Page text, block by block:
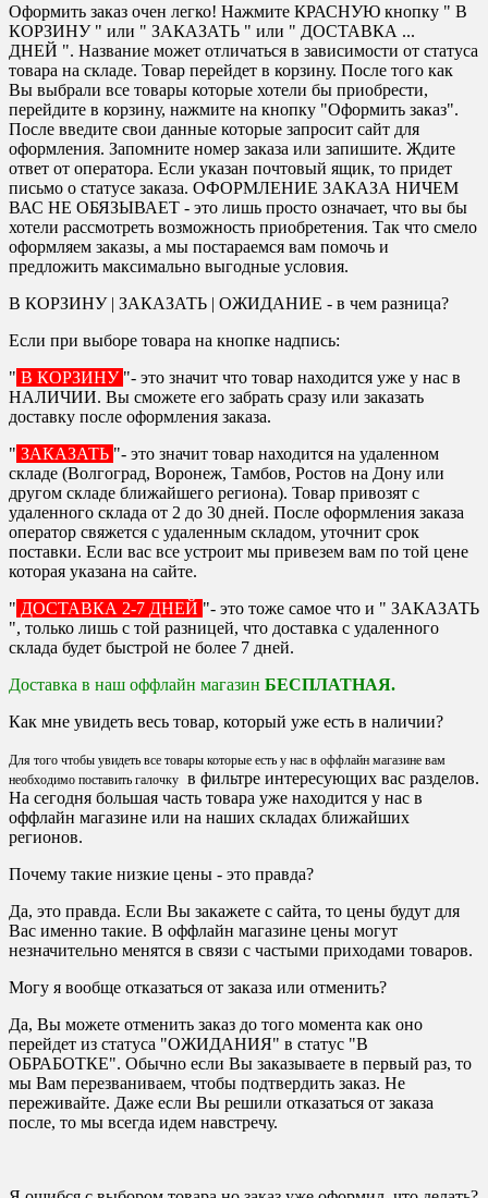
Оформить заказ очен легко! Нажмите КРАСНУЮ кнопку " В
КОРЗИНУ " или " ЗАКАЗАТЬ " или " ДОСТАВКА ...
ДНЕЙ ". Название может отличаться в зависимости от статуса
товара на складе. Товар перейдет в корзину. После того как
Вы выбрали все товары которые хотели бы приобрести,
перейдите в корзину, нажмите на кнопку "Оформить заказ".
После введите свои данные которые запросит сайт для
оформления. Запомните номер заказа или запишите. Ждите
ответ от оператора. Если указан почтовый ящик, то придет
письмо о статусе заказа. ОФОРМЛЕНИЕ ЗАКАЗА НИЧЕМ
ВАС НЕ ОБЯЗЫВАЕТ - это лишь просто означает, что вы бы
хотели рассмотреть возможность приобретения. Так что смело
оформляем заказы, а мы постараемся вам помочь и
предложить максимально выгодные условия.
В КОРЗИНУ | ЗАКАЗАТЬ | ОЖИДАНИЕ - в чем разница?
Если при выборе товара на кнопке надпись:
" В КОРЗИНУ "- это значит что товар находится уже у нас в
НАЛИЧИИ. Вы сможете его забрать сразу или заказать
доставку после оформления заказа.
" ЗАКАЗАТЬ "- это значит товар находится на удаленном
складе (Волгоград, Воронеж, Тамбов, Ростов на Дону или
другом складе ближайшего региона). Товар привозят с
удаленного склада от 2 до 30 дней. После оформления заказа
оператор свяжется с удаленным складом, уточнит срок
поставки. Если вас все устроит мы привезем вам по той цене
которая указана на сайте.
" ДОСТАВКА 2-7 ДНЕЙ "- это тоже самое что и " ЗАКАЗАТЬ
", только лишь с той разницей, что доставка с удаленного
склада будет быстрой не более 7 дней.
Доставка в наш оффлайн магазин БЕСПЛАТНАЯ.
Как мне увидеть весь товар, который уже есть в наличии?
Для того чтобы увидеть все товары которые есть у нас в оффлайн магазине вам
необходимо поставить галочку в фильтре интересующих вас разделов.
На сегодня большая часть товара уже находится у нас в
оффлайн магазине или на наших складах ближайших
регионов.
Почему такие низкие цены - это правда?
Да, это правда. Если Вы закажете с сайта, то цены будут для
Вас именно такие. В оффлайн магазине цены могут
незначительно менятся в связи с частыми приходами товаров.
Могу я вообще отказаться от заказа или отменить?
Да, Вы можете отменить заказ до того момента как оно
перейдет из статуса "ОЖИДАНИЯ" в статус "В
ОБРАБОТКЕ". Обычно если Вы заказываете в первый раз, то
мы Вам перезваниваем, чтобы подтвердить заказ. Не
переживайте. Даже если Вы решили отказаться от заказа
после, то мы всегда идем навстречу.